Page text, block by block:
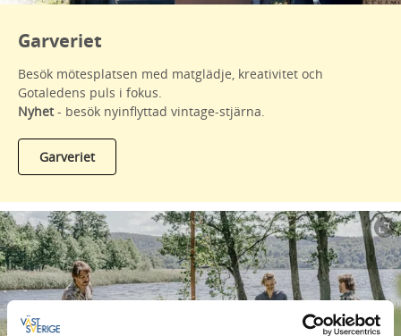
Garveriet
Besök mötesplatsen med matglädje, kreativitet och
Gotaledens puls i fokus.
Nyhet- besök nyinflyttad vintage-stjärna.
Garveriet